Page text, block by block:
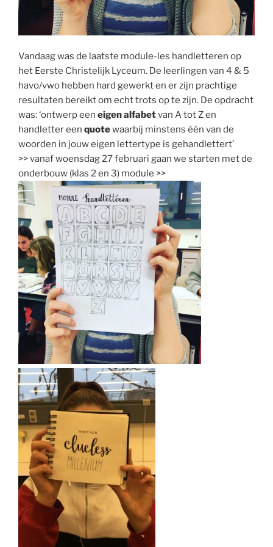
Vandaag was de laatste module-les handletteren op
het Eerste Christelijk Lyceum. De leerlingen van 4 & 5
havo/vwo hebben hard gewerkt en er zijn prachtige
resultaten bereikt om echt trots op te zijn. De opdracht
was: ‘ontwerp een eigen alfabetvan A tot Z en
handletter een quotewaarbij minstens één van de
woorden in jouw eigen lettertype is gehandlettert’
>> vanaf woensdag 27 februari gaan we starten met de
onderbouw (klas 2 en 3) module >>